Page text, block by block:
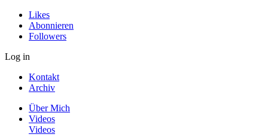
Likes
Abonnieren
Followers
Log in
Kontakt
Archiv
Über Mich
Videos
Videos